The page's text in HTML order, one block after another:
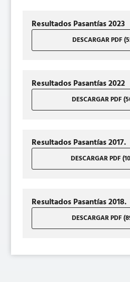
Resultados Pasantías 2023
DESCARGAR PDF
Resultados Pasantías 2022
DESCARGAR PDF
Resultados Pasantías 2017.
DESCARGAR PDF
Resultados Pasantías 2018.
DESCARGAR PDF